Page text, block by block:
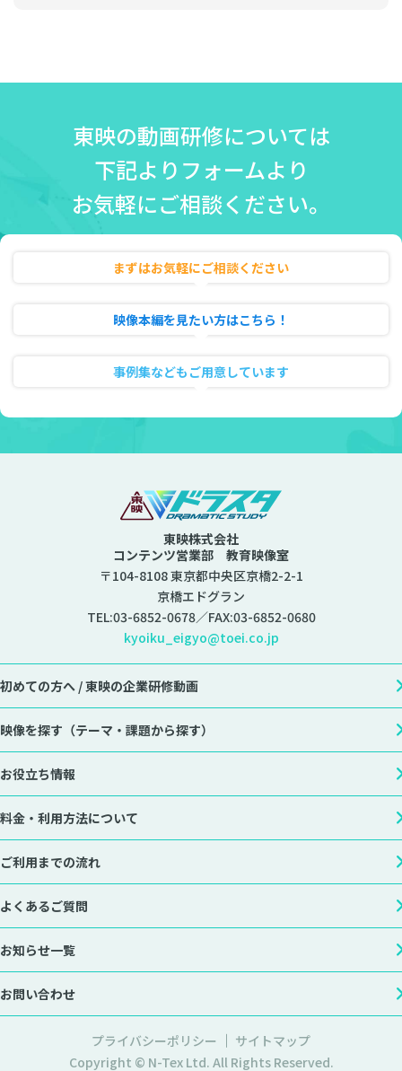
東映の動画研修については
下記よりフォームより
お気軽にご相談ください。
まずはお気軽にご相談ください
映像本編を見たい方はこちら！
事例集などもご用意しています
東映株式会社
コンテンツ営業部 教育映像室
〒104-8108 東京都中央区京橋2-2-1
京橋エドグラン
TEL:03-6852-0678／FAX:03-6852-0680
kyoiku_eigyo@toei.co.jp
初めての方へ /東映の企業研修動画
映像を探す （テーマ・課題から探す）
お役立ち情報
料金・利用方法について
ご利用までの流れ
よくあるご質問
お知らせ一覧
お問い合わせ
プライバシーポリシー
サイトマップ
Copyright © N-Tex Ltd. All Rights Reserved.